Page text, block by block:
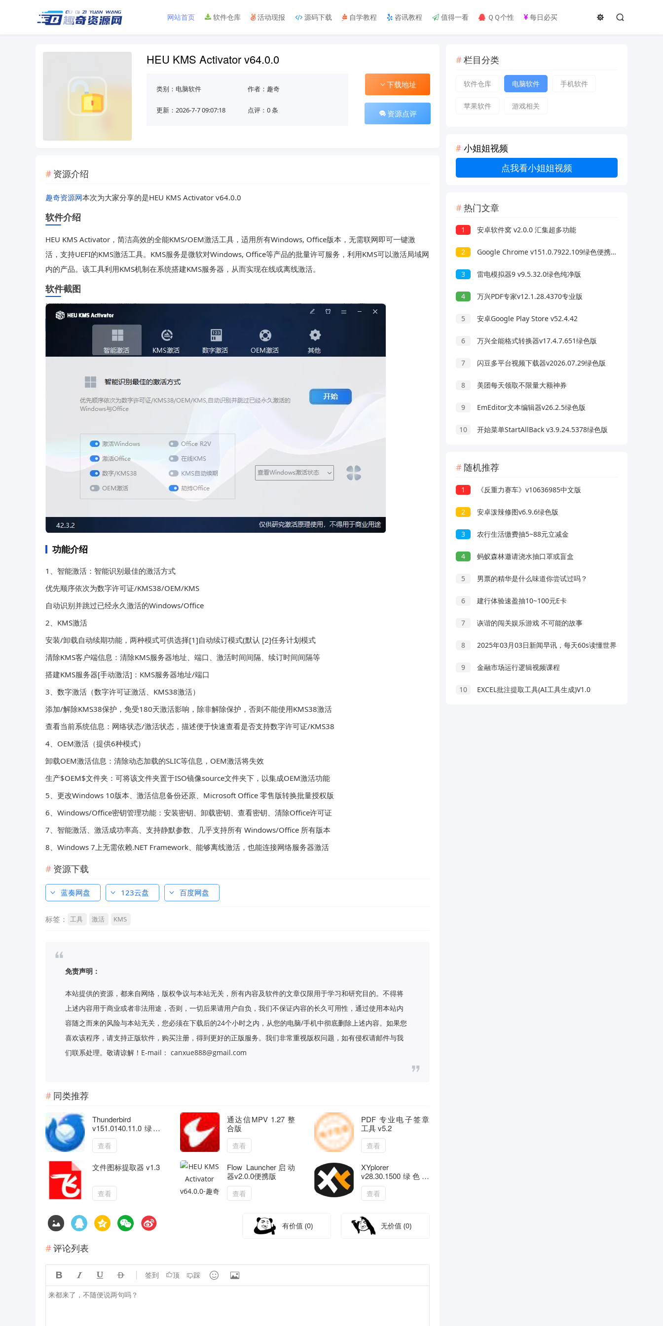
网站首页 软件仓库 活动现报 源码下载 自学教程 咨讯教程 值得一看 ＱＱ个性 每日必买
HEU KMS Activator v64.0.0
类别： 电脑软件 作者：趣奇
更新：2026-7-7 09:07:18 点评：0 条
下载地址
资源点评
资源介绍
趣奇资源网本次为大家分享的是HEU KMS Activator v64.0.0
软件介绍
HEU KMS Activator，简洁高效的全能KMS/OEM激活工具，适用所有Windows, Office版本，无需联网即可一键激
活，支持UEFI的KMS激活工具。KMS服务是微软对Windows, Office等产品的批量许可服务，利用KMS可以激活局域网
内的产品。该工具利用KMS机制在系统搭建KMS服务器，从而实现在线或离线激活。
软件截图
功能介绍
1、智能激活：智能识别最佳的激活方式
优先顺序依次为数字许可证/KMS38/OEM/KMS
自动识别并跳过已经永久激活的Windows/Office
2、KMS激活
安装/卸载自动续期功能，两种模式可供选择[1]自动续订模式(默认 [2]任务计划模式
清除KMS客户端信息：清除KMS服务器地址、端口、激活时间间隔、续订时间间隔等
搭建KMS服务器[手动激活]：KMS服务器地址/端口
3、数字激活（数字许可证激活、KMS38激活）
添加/解除KMS38保护，免受180天激活影响，除非解除保护，否则不能使用KMS38激活
查看当前系统信息：网络状态/激活状态，描述便于快速查看是否支持数字许可证/KMS38
4、OEM激活（提供6种模式）
卸载OEM激活信息：清除动态加载的SLIC等信息，OEM激活将失效
生产$OEM$文件夹：可将该文件夹置于ISO镜像source文件夹下，以集成OEM激活功能
5、更改Windows 10版本、激活信息备份还原、Microsoft Office 零售版转换批量授权版
6、Windows/Office密钥管理功能：安装密钥、卸载密钥、查看密钥、清除Office许可证
7、智能激活、激活成功率高、支持静默参数、几乎支持所有 Windows/Office 所有版本
8、Windows 7上无需依赖.NET Framework、能够离线激活，也能连接网络服务器激活
资源下载
蓝奏网盘 123云盘 百度网盘
标签： 工具 激活 KMS
免责声明：
本站提供的资源，都来自网络，版权争议与本站无关，所有内容及软件的文章仅限用于学习和研究目的。不得将
上述内容用于商业或者非法用途，否则，一切后果请用户自负，我们不保证内容的长久可用性，通过使用本站内
容随之而来的风险与本站无关，您必须在下载后的24个小时之内，从您的电脑/手机中彻底删除上述内容。如果您
喜欢该程序，请支持正版软件，购买注册，得到更好的正版服务。我们非常重视版权问题，如有侵权请邮件与我
们联系处理。敬请谅解！E-mail： canxue888@gmail.com
同类推荐
Thunderbird
v151.0140.11.0 绿色
版
查看
通达信MPV 1.27 整
合版
查看
PDF 专业电子签章
工具 v5.2
查看
文件图标提取器 v1.3
查看
Flow Launcher启动
器v2.0.0便携版
查看
XYplorer
v28.30.1500绿色便
携版
查看
有价值(0) 无价值(0)
评论列表
    签到 顶 踩  
栏目分类
软件仓库 电脑软件 手机软件
苹果软件 游戏相关
小姐姐视频
点我看小姐姐视频
热门文章
1 安卓软件窝 v2.0.0 汇集超多功能
2 Google Chrome v151.0.7922.109绿色便携版
3 雷电模拟器9 v9.5.32.0绿色纯净版
4 万兴PDF专家v12.1.28.4370专业版
5 安卓Google Play Store v52.4.42
6 万兴全能格式转换器v17.4.7.651绿色版
7 闪豆多平台视频下载器v2026.07.29绿色版
8 美团每天领取不限量大额神券
9 EmEditor文本编辑器v26.2.5绿色版
10 开始菜单StartAllBack v3.9.24.5378绿色版
随机推荐
1 《反重力赛车》v10636985中文版
2 安卓泼辣修图v6.9.6绿色版
3 农行生活缴费抽5~88元立减金
4 蚂蚁森林邀请浇水抽口罩或盲盒
5 男票的精华是什么味道你尝试过吗？
6 建行体验速盈抽10~100元E卡
7 诙谐的闯关娱乐游戏 不可能的故事
8 2025年03月03日新闻早讯，每天60s读懂世界
9 金融市场运行逻辑视频课程
10 EXCEL批注提取工具(AI工具生成)V1.0